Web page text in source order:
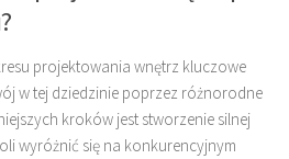
projektowania wnętrz kluczowe
w tej dziedzinie poprzez różnorodne
kroków jest stworzenie silnej
wyróżnić się na konkurencyjnym